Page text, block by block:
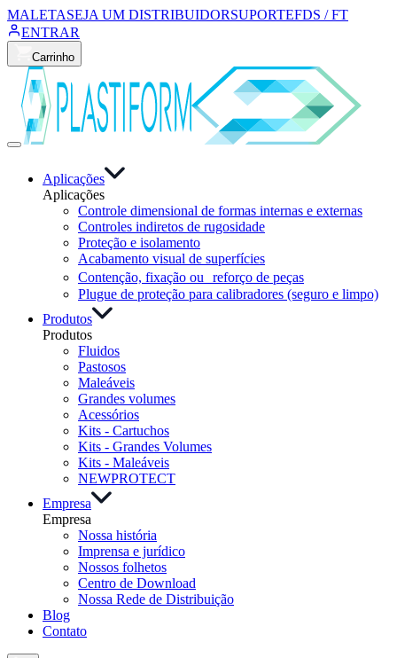
MALETASEJA UM DISTRIBUIDORSUPORTEFDS / FT
ENTRAR
Carrinho
Aplicações
Aplicações
Controle dimensional de formas internas e externas
Controles indiretos de rugosidade
Proteção e isolamento
Acabamento visual de superfícies
Contenção, fixação ou reforço de peças
Plugue de proteção para calibradores (seguro e limpo)
Produtos
Produtos
Fluidos
Pastosos
Maleáveis
Grandes volumes
Acessórios
Kits - Cartuchos
Kits - Grandes Volumes
Kits - Maleáveis
NEWPROTECT
Empresa
Empresa
Nossa história
Imprensa e jurídico
Nossos folhetos
Centro de Download
Nossa Rede de Distribuição
Blog
Contato